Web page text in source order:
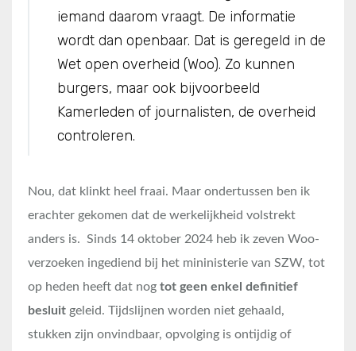
iemand daarom vraagt. De informatie
wordt dan openbaar. Dat is geregeld in de
Wet open overheid (Woo). Zo kunnen
burgers, maar ook bijvoorbeeld
Kamerleden of journalisten, de overheid
controleren.
Nou, dat klinkt heel fraai. Maar ondertussen ben ik
erachter gekomen dat de werkelijkheid volstrekt
anders is. Sinds 14 oktober 2024 heb ik zeven Woo-
verzoeken ingediend bij het mininisterie van SZW, tot
op heden heeft dat nog tot geen enkel definitief
besluit geleid. Tijdslijnen worden niet gehaald,
stukken zijn onvindbaar, opvolging is ontijdig of